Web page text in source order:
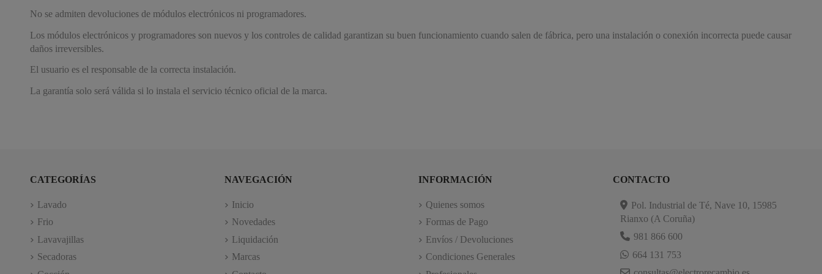
No se admiten devoluciones de módulos electrónicos ni programadores.
Los módulos electrónicos y programadores son nuevos y los controles de calidad garantizan su buen funcionamiento cuando salen de fábrica, pero una instalación o conexión incorrecta puede causar
daños irreversibles.
El usuario es el responsable de la correcta instalación.
La garantía solo será válida si lo instala el servicio técnico oficial de la marca.
CATEGORÍAS
Lavado
Frio
Lavavajillas
Secadoras
NAVEGACIÓN
Inicio
Novedades
Liquidación
Marcas
INFORMACIÓN
Quienes somos
Formas de Pago
Envíos / Devoluciones
Condiciones Generales
CONTACTO
Pol. Industrial de Té, Nave 10, 15985
Rianxo (A Coruña)
981 866 600
664 131 753